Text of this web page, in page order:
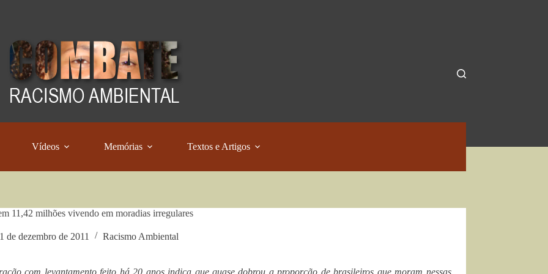
Vídeos Memórias Textos e Artigos
11,42 milhões vivendo em moradias irregulares
de dezembro de 2011 Racismo Ambiental
com levantamento feito há 20 anos indica que quase dobrou a proporção de brasileiros que moram nessas